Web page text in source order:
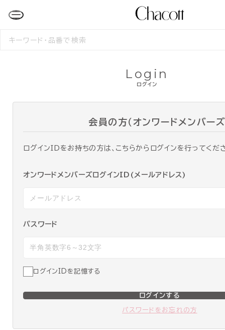
検
ログイン
Login
会員の方（オンワードメンバーズ
ログインIDをお持ちの方は、こちらからログインを行ってくだ
オンワードメンバーズログインID(メールアドレス)
パスワード
ログインIDを記憶する
ログインする
パスワードをお忘れの方